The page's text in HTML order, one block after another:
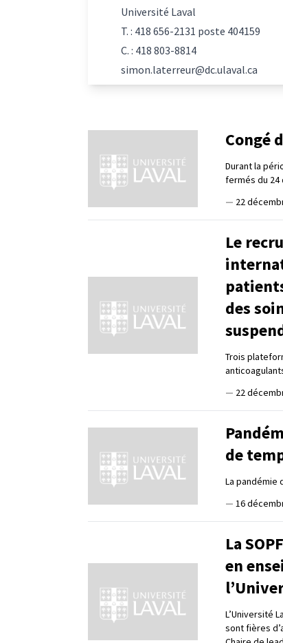
Université Laval
T. : 418 656-2131 poste 404159
C. : 418 803-8814
simon.laterreur@dc.ulaval.ca
Congé
Durant la
fermés du 24
— 22
Le
des
Trois
— 22
de
La pandémie
— 16
La
en
L’Université
sont fières